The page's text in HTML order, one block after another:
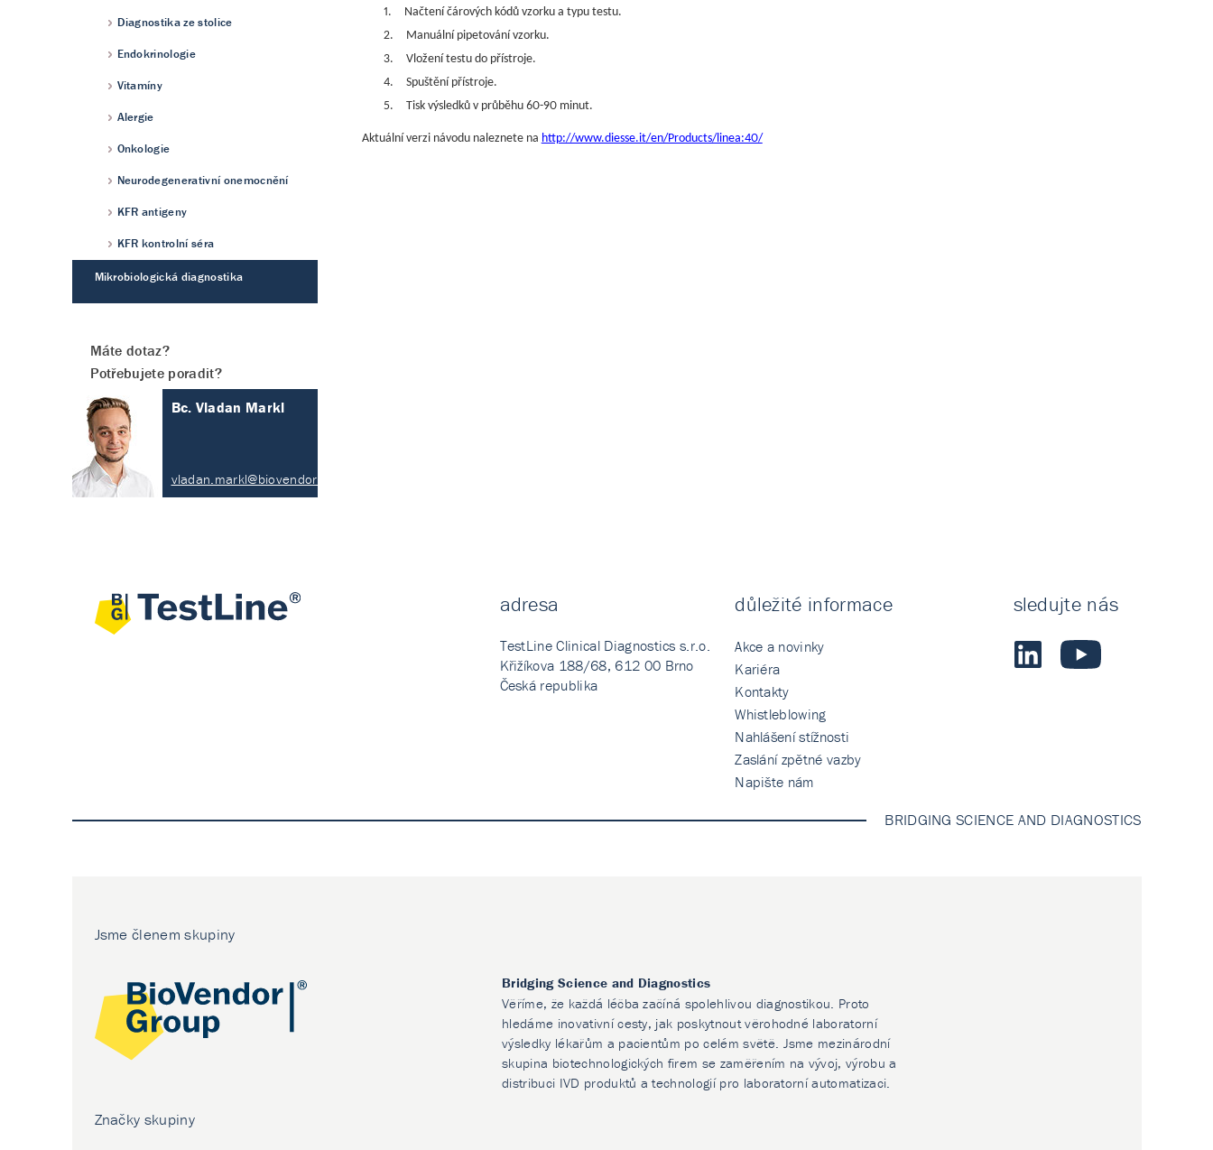
1.
Načtení čárových kódů vzorku a typu testu.
2.
Manuální pipetování vzorku.
3.
Vložení testu do přístroje.
4.
Spuštění přístroje.
5.
Tisk výsledků v průběhu 60-90 minut.
Aktuální verzi návodu naleznete na http://www.diesse.it/en/Products/linea:40/
Diagnostika ze stolice
Endokrinologie
Vitamíny
Alergie
Onkologie
Neurodegenerativní onemocnění
KFR antigeny
KFR kontrolní séra
Mikrobiologická diagnostika
Máte dotaz?
Potřebujete poradit?
Bc. Vladan Markl
vladan.markl@biovendor.com
adresa
TestLine Clinical Diagnostics s.r.o.
Křižíkova 188/68, 612 00 Brno
Česká republika
důležité informace
Akce a novinky
Kariéra
Kontakty
Whistleblowing
Nahlášení stížnosti
Zaslání zpětné vazby
Napište nám
sledujte nás
BRIDGING SCIENCE AND DIAGNOSTICS
Jsme členem skupiny
Bridging Science and Diagnostics
Věříme, že každá léčba začíná spolehlivou diagnostikou. Proto
hledáme inovativní cesty, jak poskytnout věrohodné laboratorní
výsledky lékařům a pacientům po celém světě. Jsme mezinárodní
skupina biotechnologických firem se zaměřením na vývoj, výrobu a
distribuci IVD produktů a technologií pro laboratorní automatizaci.
Značky skupiny